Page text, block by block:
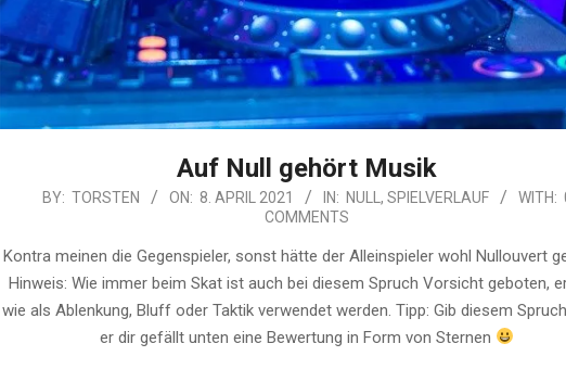
Auf Null gehört Musik
08
BY: TORSTEN ON: 8. APRIL 2021 IN: NULL , SPIELVERLAUF WITH:
COMMENTS
Kontra meinen die Gegenspieler, sonst hätte der Alleinspieler wohl Nullouvert
Hinweis: Wie immer beim Skat ist auch bei diesem Spruch Vorsicht geboten,
wie als Ablenkung, Bluff oder Taktik verwendet werden. Tipp: Gib diesem
er dir gefällt unten eine Bewertung in Form von Sternen